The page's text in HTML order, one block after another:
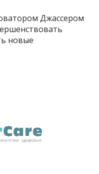
Джассером
новые